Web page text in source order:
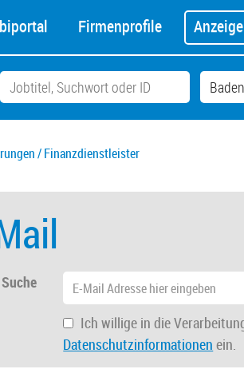
Firmenprofile
/ Finanzdienstleister
Ich willige in die
Datenschutzinformationen ein.